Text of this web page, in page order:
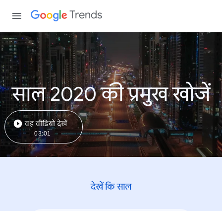
Trends
साल 2020 की प्रमुख खोजें
वह वीडियो देखें
03:01
देखें कि साल